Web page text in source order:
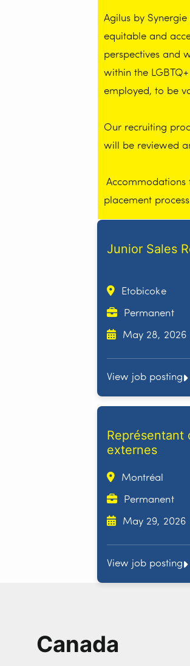
Agilus by
equitable and
perspectives and
within the
employed, to be
Our recruiting
will be reviewed
Accommodations
placement
Junior Sales
Etobicoke
Permanent
May 28, 2026
View job posting
Représentant
externes
Montréal
Permanent
May 29, 2026
View job posting
Canada